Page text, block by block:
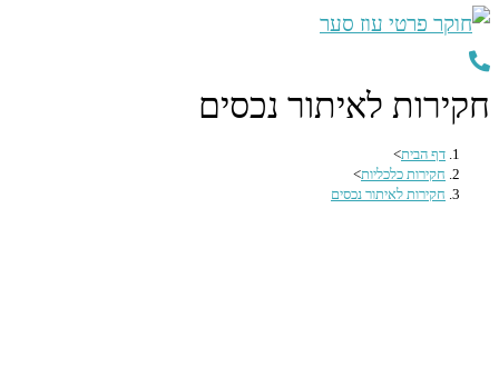
חקירות לאיתור נכסים
דף הבית>
חקירות כלכליות>
חקירות לאיתור נכסים